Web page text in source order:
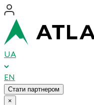
UA
EN
Стати партнером
×